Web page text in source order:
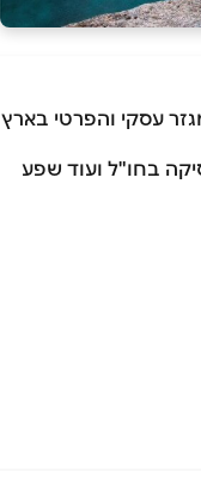
במגזר עסקי והפרטי בארץ
בחו"ל ועוד שפע